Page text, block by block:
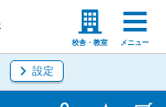
校舎・教室 メニュー
等学校の先生
設定